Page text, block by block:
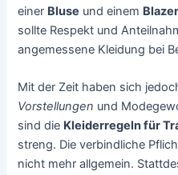
einer Bluse und einem Blazer
sollte Respekt und
angemessene Kleidung bei
Mit der Zeit haben sich
Vorstellungen und
sind die Kleiderregeln für
streng. Die verbindliche
nicht mehr allgemein.